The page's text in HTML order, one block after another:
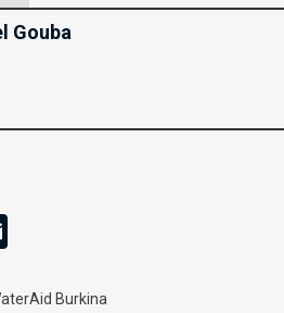
Gouba
Email
Burkina